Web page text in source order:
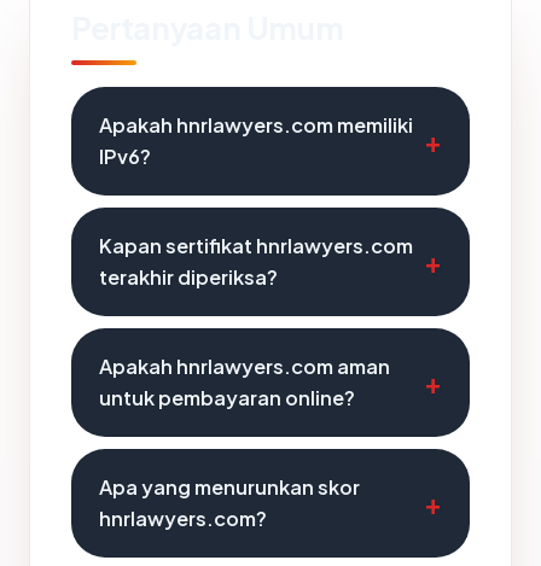
Apakah hnrlawyers.com memiliki
IPv6?
Kapan sertifikat hnrlawyers.com
terakhir diperiksa?
Apakah hnrlawyers.com aman
untuk pembayaran online?
Apa yang menurunkan skor
hnrlawyers.com?